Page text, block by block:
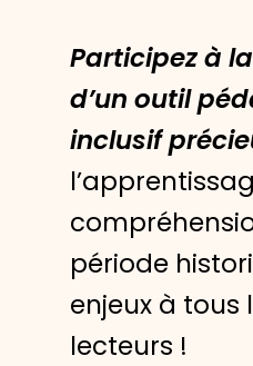
Participez à
d’un outil
inclusif
période
enjeux à tous
lecteurs !